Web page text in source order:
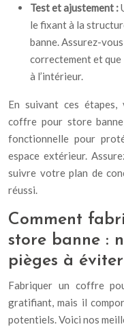
Test et ajustement :
le fixant à la
banne. Assurez-
correctement et
à l’intérieur.
En suivant ces
coffre pour store
fonctionnelle pour
espace extérieur.
suivre votre plan de
réussi.
Comment
store banne :
pièges à
Fabriquer un coffre
gratifiant, mais il
potentiels. Voici nos